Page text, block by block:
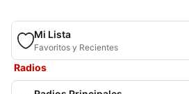
Mi Lista
Favoritos y Recientes
Radios